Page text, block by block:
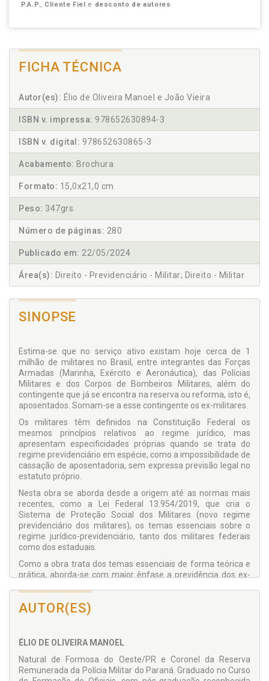
P.A.P., Cliente Fiel e desconto de autores
FICHA TÉCNICA
Autor(es): Élio de Oliveira Manoel e João Vieira
ISBN v. impressa: 978652630894-3
ISBN v. digital: 978652630865-3
Acabamento: Brochura
Formato: 15,0x21,0 cm
Peso: 347grs.
Número de páginas: 280
Publicado em: 22/05/2024
Área(s): Direito - Previdenciário - Militar; Direito - Militar
SINOPSE
Estima-se que no serviço ativo existam hoje cerca de 1
milhão de militares no Brasil, entre integrantes das Forças
Armadas (Marinha, Exército e Aeronáutica), das Polícias
Militares e dos Corpos de Bombeiros Militares, além do
contingente que já se encontra na reserva ou reforma, isto é,
aposentados. Somam-se a esse contingente os ex-militares.
Os militares têm definidos na Constituição Federal os
mesmos princípios relativos ao regime jurídico, mas
apresentam especificidades próprias quando se trata do
regime previdenciário em espécie, como a impossibilidade de
cassação de aposentadoria, sem expressa previsão legal no
estatuto próprio.
Nesta obra se aborda desde a origem até as normas mais
recentes, como a Lei Federal 13.954/2019, que cria o
Sistema de Proteção Social dos Militares (novo regime
previdenciário dos militares), os temas essenciais sobre o
regime jurídico-previdenciário, tanto dos militares federais
como dos estaduais.
Como a obra trata dos temas essenciais de forma teórica e
prática, aborda-se com maior ênfase a previdência dos ex-
sistema próprio para o Regime Geral de Previdência Social
(INSS), com a apresentação de alguns modelos de “petições
Ao lado do enfrentamento dos óbices legais para se inserir
um ex-militar no INSS, em especial para o reconhecimento
de tempo de atividade especial mediante contagem
recíproca, também se aborda as questões essenciais sobre a
AUTOR(ES)
ÉLIO DE OLIVEIRA MANOEL
Natural de Formosa do Oeste/PR e Coronel da Reserva
Remunerada da Polícia Militar do Paraná. Graduado no Curso